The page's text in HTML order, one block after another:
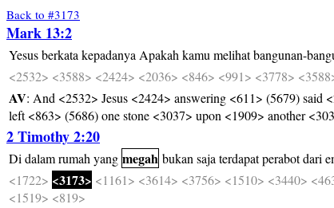
Back to #3173
Mark 13:2
Yesusberkata kepadanya Apakah kamu melihatbangunan-
<2532> <3588> <2424> <2036> <846> <991> <3778>
AV: And <2532> Jesus <2424> answering <611> (5679) said
left <863> (5686) one stone <3037> upon <1909> another
2 Timothy 2:20
Di dalamrumah yang megah bukan saja terdapatperabotdari
<1722> <3173> <1161> <3614> <3756> <1510> <3440>
<1519> <819>